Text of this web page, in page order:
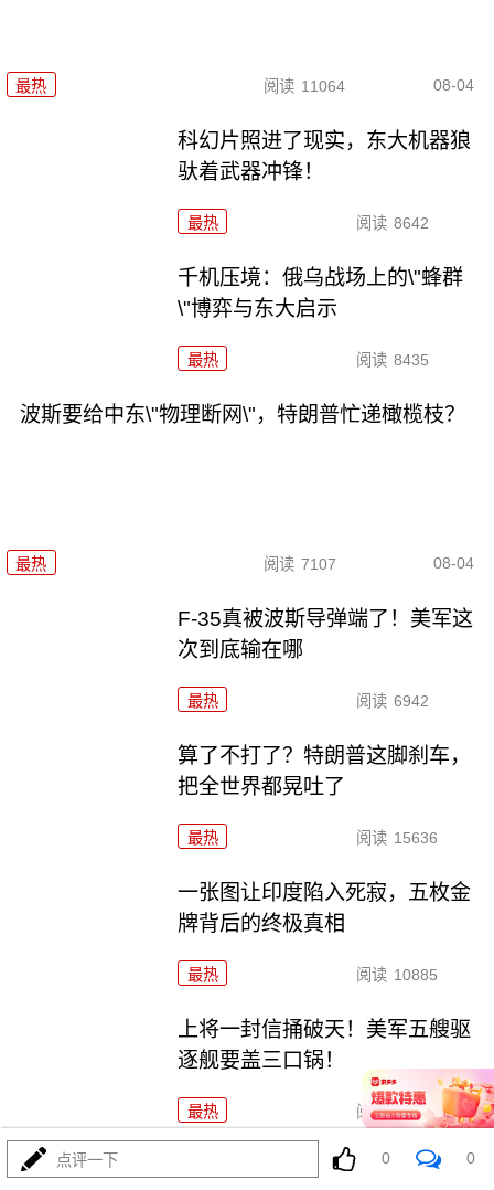
最热 阅读 11064 08-04
科幻片照进了现实，东大机器狼
驮着武器冲锋！
最热 阅读 8642
千机压境：俄乌战场上的\"蜂群
\"博弈与东大启示
最热 阅读 8435
波斯要给中东\"物理断网\"，特朗普忙递橄榄枝？
最热 阅读 7107 08-04
F-35真被波斯导弹端了！美军这
次到底输在哪
最热 阅读 6942
算了不打了？特朗普这脚刹车，
把全世界都晃吐了
最热 阅读 15636
一张图让印度陷入死寂，五枚金
牌背后的终极真相
最热 阅读 10885
上将一封信捅破天！美军五艘驱
逐舰要盖三口锅！
最热 阅读 7516
特朗普要对伊朗动手？最狠的还
点评一下 0 0